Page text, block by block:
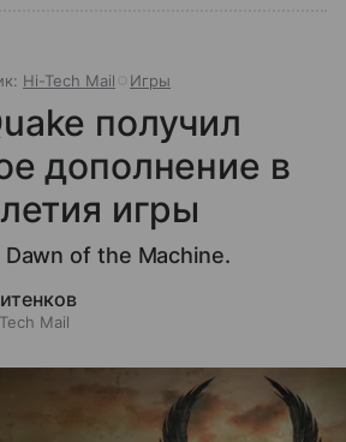
Hi-Tech Mail Игры
получил
дополнение в
игры
Dawn of the Machine.
Mail